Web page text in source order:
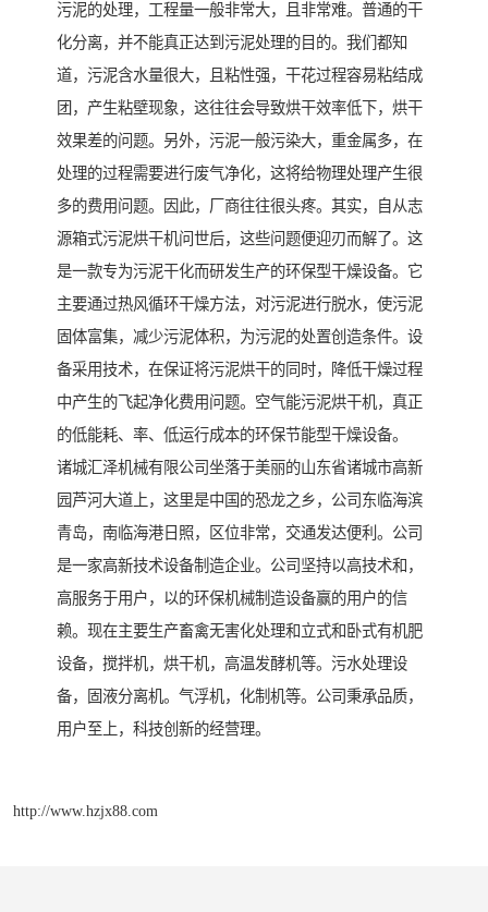
污泥的处理，工程量一般非常大，且非常难。普通的干
化分离，并不能真正达到污泥处理的目的。我们都知
道，污泥含水量很大，且粘性强，干花过程容易粘结成
团，产生粘壁现象，这往往会导致烘干效率低下，烘干
效果差的问题。另外，污泥一般污染大，重金属多，在
处理的过程需要进行废气净化，这将给物理处理产生很
多的费用问题。因此，厂商往往很头疼。其实，自从志
源箱式污泥烘干机问世后，这些问题便迎刃而解了。这
是一款专为污泥干化而研发生产的环保型干燥设备。它
主要通过热风循环干燥方法，对污泥进行脱水，使污泥
固体富集，减少污泥体积，为污泥的处置创造条件。设
备采用技术，在保证将污泥烘干的同时，降低干燥过程
中产生的飞起净化费用问题。空气能污泥烘干机，真正
的低能耗、率、低运行成本的环保节能型干燥设备。
诸城汇泽机械有限公司坐落于美丽的山东省诸城市高新
园芦河大道上，这里是中国的恐龙之乡，公司东临海滨
青岛，南临海港日照，区位非常，交通发达便利。公司
是一家高新技术设备制造企业。公司坚持以高技术和，
高服务于用户，以的环保机械制造设备赢的用户的信
赖。现在主要生产畜禽无害化处理和立式和卧式有机肥
设备，搅拌机，烘干机，高温发酵机等。污水处理设
备，固液分离机。气浮机，化制机等。公司秉承品质，
用户至上，科技创新的经营理。
http://www.hzjx88.com